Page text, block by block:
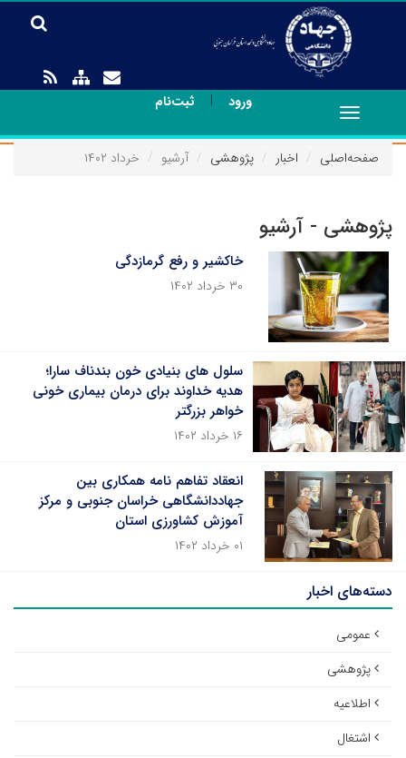
ورود | ثبت‌نام
Toggle
navigation
صفحه‌اصلی
اخبار پژوهشی آرشیو خرداد ۱۴۰۲
پژوهشی - آرشیو
خاکشیر و رفع گرمازدگی
۳۰ خرداد ۱۴۰۲
سلول های بنیادی خون بندناف سارا؛
هدیه خداوند برای درمان بیماری خونی
خواهر بزرگتر
۱۶ خرداد ۱۴۰۲
انعقاد تفاهم نامه همکاری بین
جهاددانشگاهی خراسان جنوبی و مرکز
آموزش کشاورزی استان
۰۱ خرداد ۱۴۰۲
دسته‌های اخبار
عمومی
پژوهشی
اطلاعیه
اشتغال